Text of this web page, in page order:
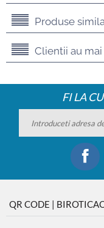
Produse
Clientii au
FI LA
QR CODE |